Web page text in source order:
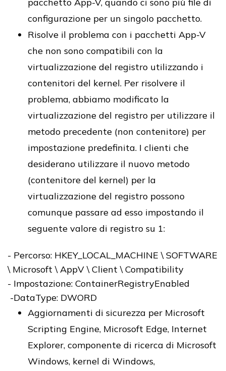
pacchetto App-V, quando ci sono più file di
configurazione per un singolo pacchetto.
Risolve il problema con i pacchetti App-V
che non sono compatibili con la
virtualizzazione del registro utilizzando i
contenitori del kernel. Per risolvere il
problema, abbiamo modificato la
virtualizzazione del registro per utilizzare il
metodo precedente (non contenitore) per
impostazione predefinita. I clienti che
desiderano utilizzare il nuovo metodo
(contenitore del kernel) per la
virtualizzazione del registro possono
comunque passare ad esso impostando il
seguente valore di registro su 1:
- Percorso: HKEY_LOCAL_MACHINE \ SOFTWARE
\ Microsoft \ AppV \ Client \ Compatibility
- Impostazione: ContainerRegistryEnabled
-DataType: DWORD
Aggiornamenti di sicurezza per Microsoft
Scripting Engine, Microsoft Edge, Internet
Explorer, componente di ricerca di Microsoft
Windows, kernel di Windows,